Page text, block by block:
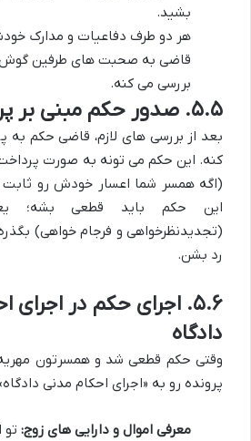
بشید.
هر دو طرف دفاعیات و مدارک
قاضی به صحبت های طرفین گوش
بررسی می کنه.
۵.۵. صدور حکم مبنی بر پرداخت مهریه
بعد از بررسی های لازم، قاضی حکم به
کنه. این حکم می تونه به صورت
(اگه همسر شما اعسار خودش رو ثابت
این حکم باید قطعی بشه؛
(تجدیدنظرخواهی و فرجام خواهی)
رد بشن.
۵.۶. اجرای حکم در اجرای
دادگاه
وقتی حکم قطعی شد و همسرتون مهریه
پرونده رو به «اجرای احکام مدنی
معرفی اموال و دارایی های زوج: تو